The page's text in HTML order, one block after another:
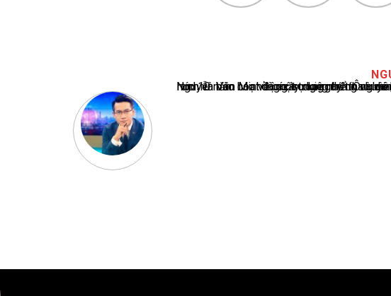
Nguyễn Văn Minh là một trong những chuyên gia hàng đầu về báo cáo tin tức thể thao tại Việt Nam, với hơn 10 năm hoạt động trong ngành.